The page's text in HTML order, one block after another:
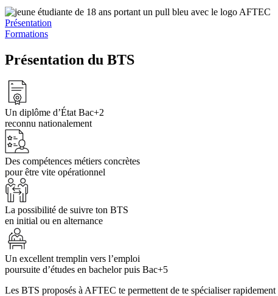
Présentation
Formations
Présentation du BTS
Un diplôme d’État Bac+2
reconnu nationalement
Des compétences métiers concrètes
pour être vite opérationnel
La possibilité de suivre ton BTS
en initial ou en alternance
Un excellent tremplin vers l’emploi
poursuite d’études en bachelor puis Bac+5
Les BTS proposés à AFTEC te permettent de te spécialiser